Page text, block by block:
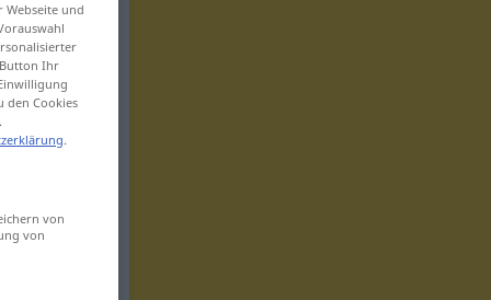
und
Ihr
den Cookies
.
von
von